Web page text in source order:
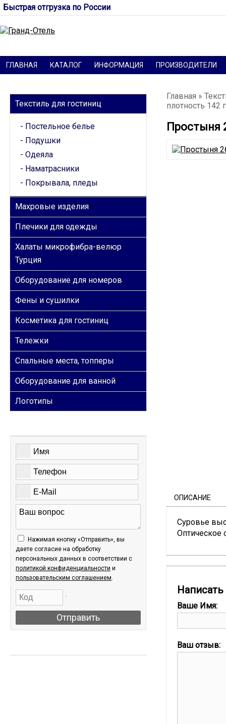
Быстрая отгрузка по России
ГЛАВНАЯ КАТАЛОГ ИНФОРМАЦИЯ ПРОИЗВОДИТЕЛИ
Текстиль для гостиниц
Постельное белье
Подушки
Одеяла
Наматрасники
Покрывала, пледы
Махровые изделия
Плечики для одежды
Халаты микрофибра-велюр
Турция
Оборудование для номеров
Фены и сушилки
Косметика для гостиниц
Тележки
Спальные места, топперы
Оборудование для ванной
Логотипы
Нажимая кнопку «Отправить», вы
даете согласие на обработку
персональных данных в соответствии c
политикой конфиденциальности и
пользовательским соглашением.
Отправить
Главная »
плотность 142
Простыня
ОПИСАНИЕ
Суровье
Оптическое
Ваше Имя:
Ваш отзыв: